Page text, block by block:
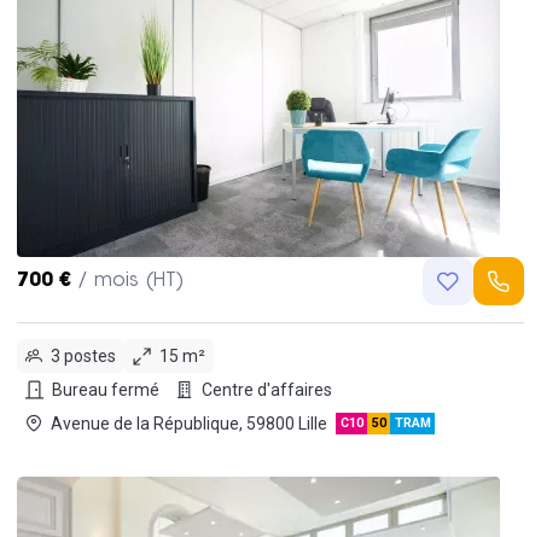
700 € / mois (HT)
3 postes
15 m²
Bureau fermé
Centre d'affaires
Avenue de la République, 59800 Lille
C10 50 TRAM